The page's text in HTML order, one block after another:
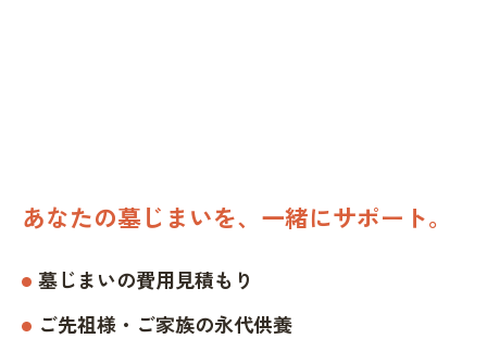
あなたの墓じまいを、一緒にサポート。
墓じまいの費用見積もり
ご先祖様・ご家族の永代供養